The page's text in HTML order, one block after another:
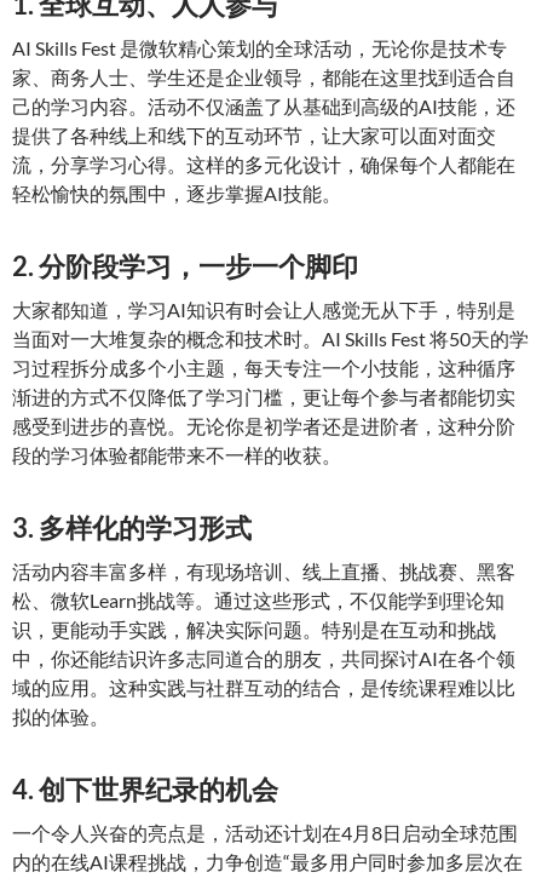
AI Skills Fest 是微软精心策划的全球活动，无论你是技术专
家、商务人士、学生还是企业领导，都能在这里找到适合自
己的学习内容。活动不仅涵盖了从基础到高级的AI技能，还
提供了各种线上和线下的互动环节，让大家可以面对面交
流，分享学习心得。这样的多元化设计，确保每个人都能在
轻松愉快的氛围中，逐步掌握AI技能。
2. 分阶段学习，一步一个脚印
大家都知道，学习AI知识有时会让人感觉无从下手，特别是
当面对一大堆复杂的概念和技术时。AI Skills Fest 将50天的学
习过程拆分成多个小主题，每天专注一个小技能，这种循序
渐进的方式不仅降低了学习门槛，更让每个参与者都能切实
感受到进步的喜悦。无论你是初学者还是进阶者，这种分阶
段的学习体验都能带来不一样的收获。
3. 多样化的学习形式
活动内容丰富多样，有现场培训、线上直播、挑战赛、黑客
松、微软Learn挑战等。通过这些形式，不仅能学到理论知
识，更能动手实践，解决实际问题。特别是在互动和挑战
中，你还能结识许多志同道合的朋友，共同探讨AI在各个领
域的应用。这种实践与社群互动的结合，是传统课程难以比
拟的体验。
4. 创下世界纪录的机会
一个令人兴奋的亮点是，活动还计划在4月8日启动全球范围
内的在线AI课程挑战，力争创造“最多用户同时参加多层次在